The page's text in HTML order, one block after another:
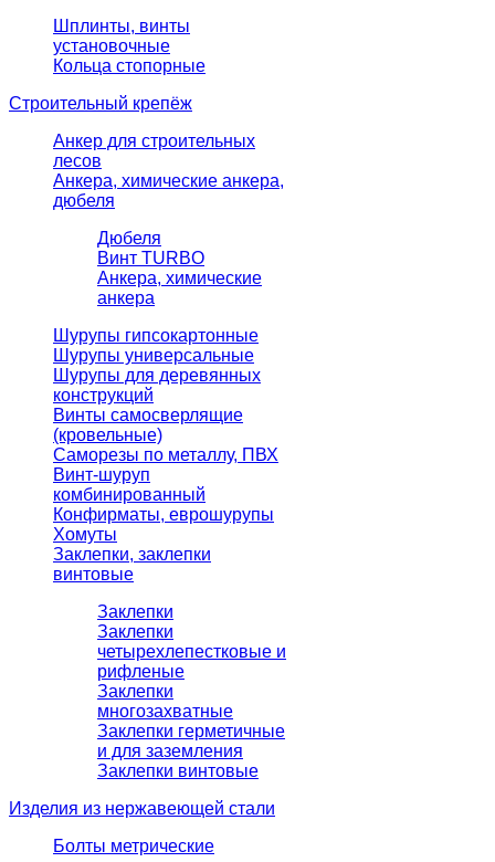
Шплинты, винты
установочные
Кольца стопорные
Строительный крепёж
Анкер для строительных
лесов
Анкера, химические анкера,
дюбеля
Дюбеля
Винт TURBO
Анкера, химические
анкера
Шурупы гипсокартонные
Шурупы универсальные
Шурупы для деревянных
конструкций
Винты самосверлящие
(кровельные)
Саморезы по металлу, ПВХ
Винт-шуруп
комбинированный
Конфирматы, еврошурупы
Хомуты
Заклепки, заклепки
винтовые
Заклепки
Заклепки
четырехлепестковые и
рифленые
Заклепки
многозахватные
Заклепки герметичные
и для заземления
Заклепки винтовые
Изделия из нержавеющей стали
Болты метрические